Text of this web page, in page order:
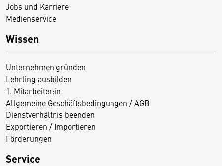
Jobs und Karriere
Medienservice
Wissen
Unternehmen gründen
Lehrling ausbilden
1. Mitarbeiter:in
Allgemeine Geschäftsbedingungen / AGB
Dienstverhältnis beenden
Exportieren / Importieren
Förderungen
Service